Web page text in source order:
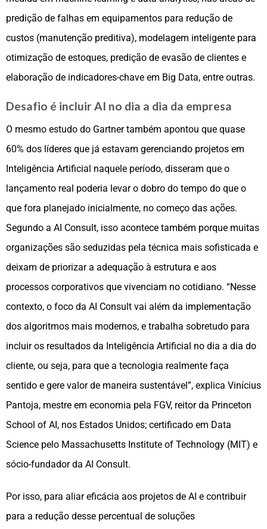
predição de falhas em equipamentos para redução de
custos (manutenção preditiva), modelagem inteligente para
otimização de estoques, predição de evasão de clientes e
elaboração de indicadores-chave em Big Data, entre outras.
Desafio é incluir AI no dia a dia da empresa
O mesmo estudo do Gartner também apontou que quase
60% dos líderes que já estavam gerenciando projetos em
Inteligência Artificial naquele período, disseram que o
lançamento real poderia levar o dobro do tempo do que o
que fora planejado inicialmente, no começo das ações.
Segundo a AI Consult, isso acontece também porque muitas
organizações são seduzidas pela técnica mais sofisticada e
deixam de priorizar a adequação à estrutura e aos
processos corporativos que vivenciam no cotidiano. “Nesse
contexto, o foco da AI Consult vai além da implementação
dos algoritmos mais modernos, e trabalha sobretudo para
incluir os resultados da Inteligência Artificial no dia a dia do
cliente, ou seja, para que a tecnologia realmente faça
sentido e gere valor de maneira sustentável”, explica Vinícius
Pantoja, mestre em economia pela FGV, reitor da Princeton
School of AI, nos Estados Unidos; certificado em Data
Science pelo Massachusetts Institute of Technology (MIT) e
sócio-fundador da AI Consult.
Por isso, para aliar eficácia aos projetos de AI e contribuir
para a redução desse percentual de soluções